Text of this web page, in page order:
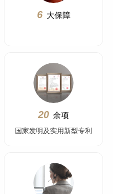
6 大保障
20 余项
国家发明及实用新型专利